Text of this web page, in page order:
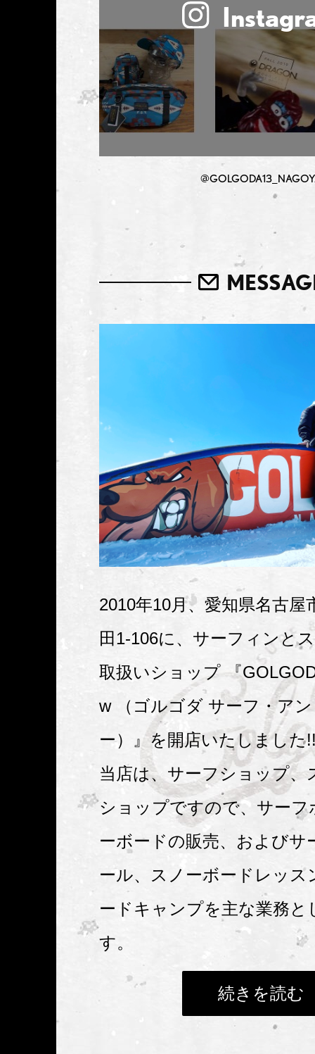
2010年10月、愛知県名古屋
田1-106に、サーフィンと
取扱いショップ 『
w （ゴルゴダ サーフ・ア
ー）』を開店いたしました
当店は、サーフショップ、
ショップですので、サーフ
ーボードの販売、およびサ
ール、スノーボードレッス
ードキャンプを主な業務と
す。
続きを読む
また、私自身、足に障害を